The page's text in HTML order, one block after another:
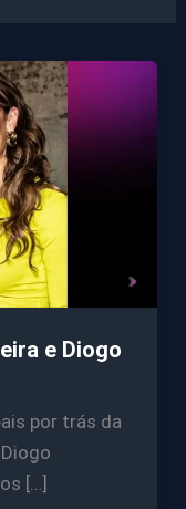
e Diogo
por trás da
[…]